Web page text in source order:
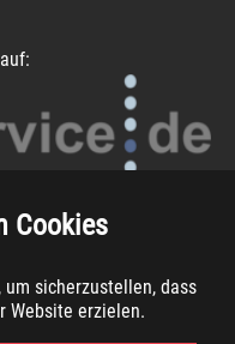
Cookies
um sicherzustellen, dass
Website erzielen.